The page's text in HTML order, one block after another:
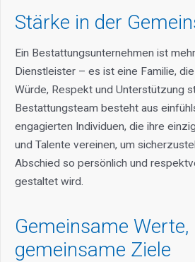
Stärke in der
Ein Bestattungsunternehmen ist
Dienstleister – es ist eine Familie,
Würde, Respekt und Unterstützung
Bestattungsteam besteht aus
engagierten Individuen, die ihre
und Talente vereinen, um
Abschied so persönlich und
gestaltet wird.
Gemeinsame Werte,
gemeinsame Ziele